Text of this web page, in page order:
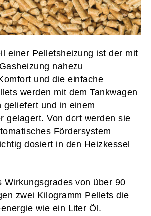
einer Pelletsheizung ist der mit
nahezu
und die einfache
werden mit dem Tankwagen
geliefert und in einem
gelagert. Von dort werden sie
Fördersystem
dosiert in den Heizkessel
Wirkungsgrades von über 90
zwei Kilogramm Pellets die
wie ein Liter Öl.